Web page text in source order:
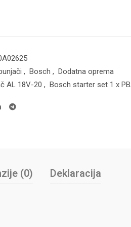
, Bosch , Dodatna oprema
AL 18V-20 , Bosch starter set 1 x
(0) Deklaracija